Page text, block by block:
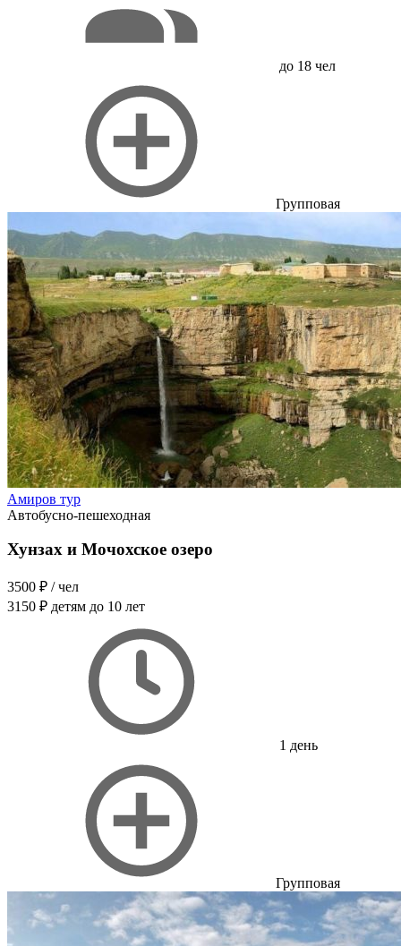
до 18 чел
Групповая
Амиров тур
Автобусно-пешеходная
Хунзах и Мочохское озеро
3500 ₽ / чел
3150 ₽ детям до 10 лет
1 день
Групповая